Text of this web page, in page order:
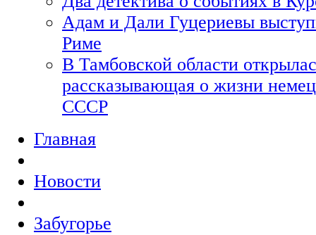
Адам и Дали Гуцериевы
Риме
В Тамбовской области
рассказывающая о жизни
СССР
Главная
Новости
Забугорье